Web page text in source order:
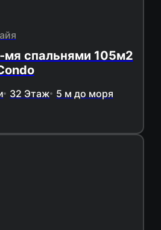
мя спальнями 105м2
32 Этаж 5 м до моря